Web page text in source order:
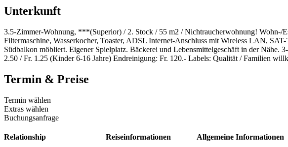
Unterkunft
3.5-Zimmer-Wohnung, ***(Superior) / 2. Stock / 55 m2 / Nichtraucherwohnung! Wohn-/
Filtermaschine, Wasserkocher, Toaster, ADSL Internet-Anschluss mit Wireless LAN,
Südbalkon möbliert. Eigener Spielplatz. Bäckerei und Lebensmittelgeschäft in der
2.50 / Fr. 1.25 (Kinder 6-16 Jahre) Endreinigung: Fr. 120.- Labels: Qualität / Familien
Termin & Preise
Termin wählen
Extras wählen
Buchungsanfrage
Relationship Reiseinformationen Allgemeine Informationen